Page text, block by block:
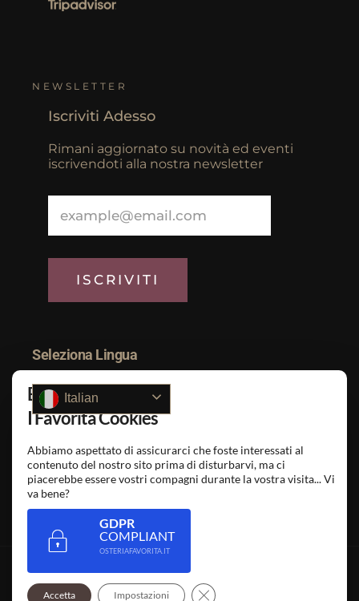
NEWSLETTER
Iscriviti Adesso
Rimani aggiornato su novità ed eventi
iscrivendoti alla nostra newsletter
Seleziona Lingua
Italian
Ehi siamo noi..
I Favorita Cookies
Abbiamo aspettato di assicurarci che foste interessati al
contenuto del nostro sito prima di disturbarvi, ma ci
piacerebbe essere vostri compagni durante la vostra visita... Vi
va bene?
GDPR
COMPLIANT
OSTERIAFAVORITA.IT
Accetta Impostazioni Close GDPR Cookie Banner